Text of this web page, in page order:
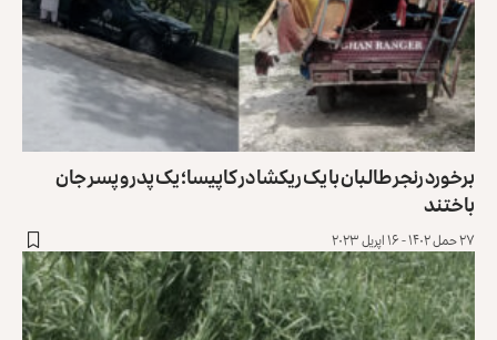
برخورد رنجر طالبان با یک ریکشا در کاپیسا؛ یک پدر و پسر جان
باختند
۲۷ حمل ۱۴۰۲ - ۱۶ اپریل ۲۰۲۳